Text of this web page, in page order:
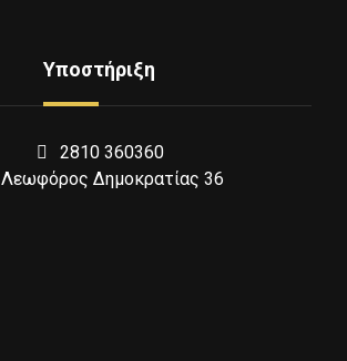
Υποστήριξη
2810 360360
Λεωφόρος Δημοκρατίας 36